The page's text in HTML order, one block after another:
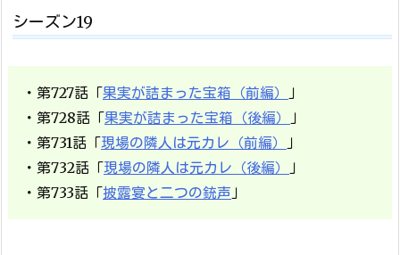
シーズン19
・第727話「果実が詰まった宝箱（前編） 」
・第728話「果実が詰まった宝箱（後編） 」
・第731話「現場の隣人は元カレ（前編） 」
・第732話「現場の隣人は元カレ（後編） 」
・第733話「披露宴と二つの銃声」